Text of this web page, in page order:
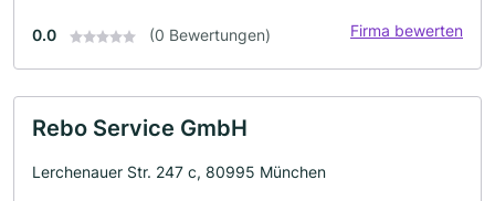
0.0 (0 Bewertungen) Firma bewerten
Rebo Service GmbH
Lerchenauer Str. 247 c, 80995 München